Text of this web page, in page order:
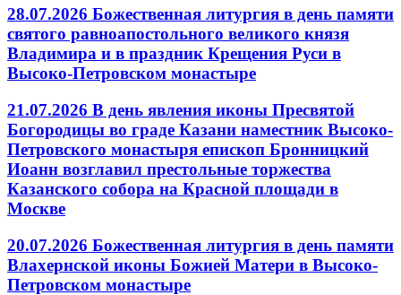
28.07.2026 Божественная литургия в день памяти
святого равноапостольного великого князя
Владимира и в праздник Крещения Руси в
Высоко-Петровском монастыре
21.07.2026 В день явления иконы Пресвятой
Богородицы во граде Казани наместник Высоко-
Петровского монастыря епископ Бронницкий
Иоанн возглавил престольные торжества
Казанского собора на Красной площади в
Москве
20.07.2026 Божественная литургия в день памяти
Влахернской иконы Божией Матери в Высоко-
Петровском монастыре